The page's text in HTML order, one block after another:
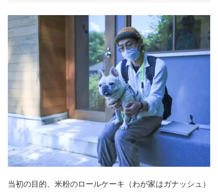
当初の目的、米粉のロールケーキ（わが家はガナッシュ）